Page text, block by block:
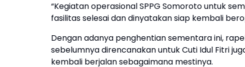
“Kegiatan operasional SPPG Somoroto untuk
fasilitas selesai dan dinyatakan siap kembali
Dengan adanya penghentian sementara ini,
sebelumnya direncanakan untuk Cuti Idul Fitri
kembali berjalan sebagaimana mestinya.